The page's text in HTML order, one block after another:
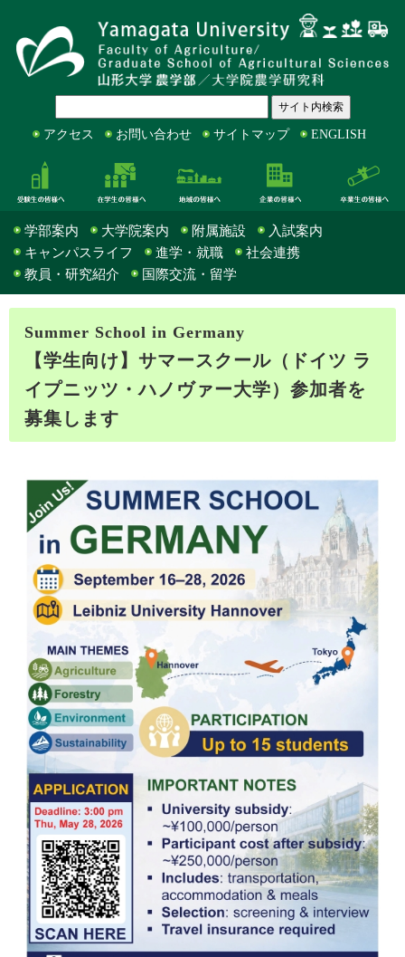
アクセス お問い合わせ サイトマップ ENGLISH
受験生の皆様へ 地域の皆様へ 企業の皆様へ
学部案内 大学院案内 附属施設
入試案内
キャンパスライフ
進学・就職
社会連携
教員・研究紹介
国際交流・留学
Summer School in Germany
【学生向け】サマースクール（ドイツ ラ
イプニッツ・ハノヴァー大学）参加者を
募集します